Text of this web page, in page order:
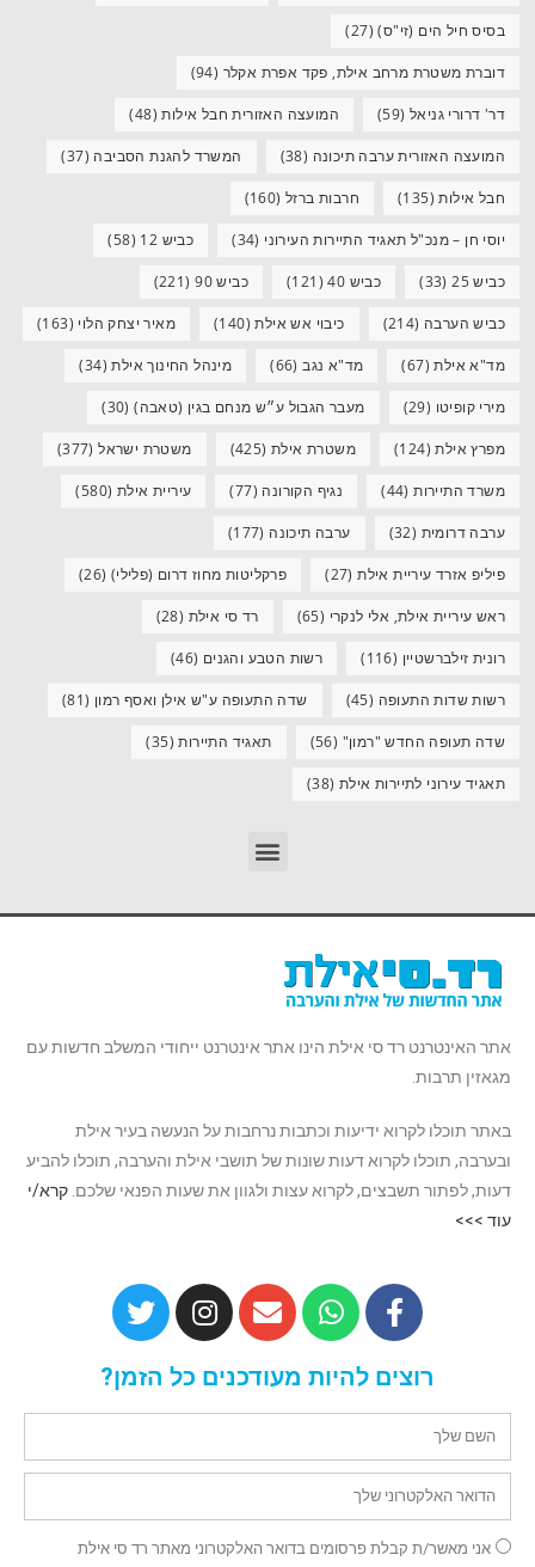
בסיס חיל הים (זי"ס)(27)
דוברת משטרת מרחב אילת, פקד אפרת אקלר (94)
דר' דרורי גניאל (59) המועצה האזורית חבל אילות(48)
המועצה האזורית ערבה תיכונה (38) המשרד להגנת הסביבה (37)
חבל אילות(135) חרבות ברזל (160)
יוסי חן – מנכ"ל תאגיד התיירות העירוני (34) כביש 12 (58)
כביש 25 (33) כביש 40 (121) כביש 90 (221)
כביש הערבה (214) כיבוי אש אילת(140) מאיר יצחק הלוי (163)
מד"א אילת(67) מד"א נגב(66) מינהל החינוך אילת(34)
מירי קופיטו (29) מעבר הגבול ע״ש מנחם בגין (טאבה)(30)
מפרץ אילת(124) משטרת אילת (425) משטרת ישראל(377)
משרד התיירות(44) נגיף הקורונה (77) עיריית אילת (580)
ערבה דרומית (32) ערבה תיכונה (177)
פיליפ אזרד עיריית אילת(27) פרקליטות מחוז דרום (פלילי) (26)
ראש עיריית אילת, אלי לנקרי (65) רד סי אילת (28)
רונית זילברשטיין (116) רשות הטבע והגנים (46)
רשות שדות התעופה (45) שדה התעופה ע"ש אילן ואסף רמון (81)
שדה תעופה החדש "רמון" (56) תאגיד התיירות(35)
תאגיד עירוני לתיירות אילת (38)
אתר האינטרנט רד סי אילת הינו אתר אינטרנט ייחודי המשלב חדשות עם
מגאזין תרבות.
באתר תוכלו לקרוא ידיעות וכתבות נרחבות על הנעשה בעיר אילת
ובערבה, תוכלו לקרוא דעות שונות של תושבי אילת והערבה, תוכלו להביע
דעות, לפתור תשבצים, לקרוא עצות ולגוון את שעות הפנאי שלכם. קרא/י
עוד >>>
רוצים להיות מעודכנים כל הזמן?
אני מאשר/ת קבלת פרסומים בדואר האלקטרוני מאתר רד סי אילת